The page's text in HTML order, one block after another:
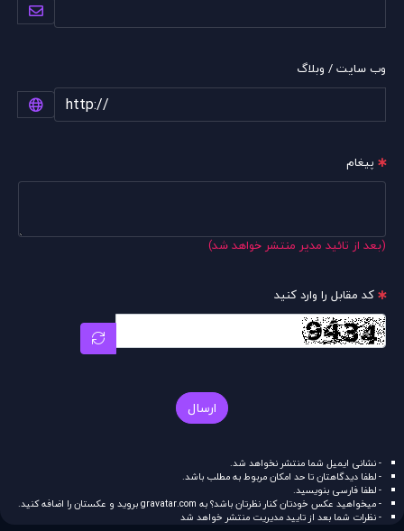
وب سایت / وبلاگ
پیغام
(بعد از تائید مدیر منتشر خواهد شد)
کد مقابل را وارد کنید
ارسال
- نشانی ایمیل شما منتشر نخواهد شد.
- لطفا دیدگاهتان تا حد امکان مربوط به مطلب باشد.
- لطفا فارسی بنویسید.
- میخواهید عکس خودتان کنار نظرتان باشد؟ به gravatar.comبروید و عکستان را اضافه کنید.
- نظرات شما بعد از تایید مدیریت منتشر خواهد شد